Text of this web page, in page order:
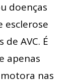
doenças
esclerose
AVC. É
apenas
nas